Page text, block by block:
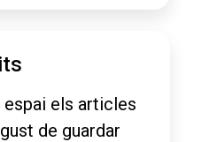
espai els articles
de guardar